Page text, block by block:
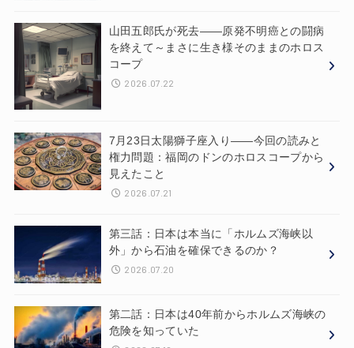
山田五郎氏が死去——原発不明癌との闘病
を終えて～まさに生き様そのままのホロス
コープ
2026.07.22
7月23日太陽獅子座入り——今回の読みと
権力問題：福岡のドンのホロスコープから
見えたこと
2026.07.21
第三話：日本は本当に「ホルムズ海峡以
外」から石油を確保できるのか？
2026.07.20
第二話：日本は40年前からホルムズ海峡の
危険を知っていた